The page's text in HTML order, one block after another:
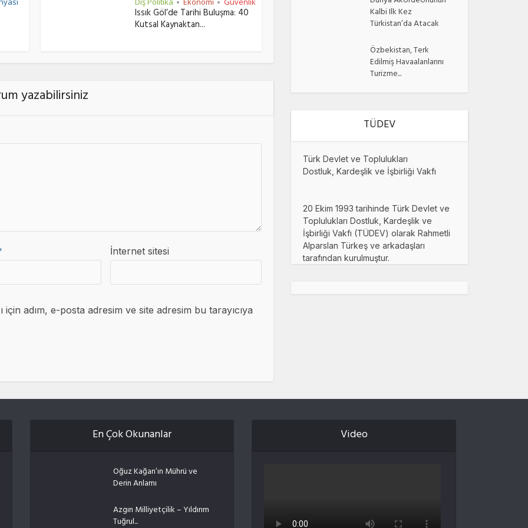
• •
Issık Göl’de Tarihi Buluşma: 40
Kutsal Kaynaktan...
yazabilirsiniz
İnternet sitesi
adım, e-posta adresim ve site adresim bu tarayıcıya
Kalbi Ilk Kez
Türkistan’da Atacak
Özbekistan, Terk
Edilmiş Havaalanlarını
Turizme...
TÜDEV
Türk Devlet ve Toplulukları
Dostluk, Kardeşlik ve İşbirliği Vakfı
20 Ekim 1993 tarihinde Türk Devlet ve
Toplulukları Dostluk, Kardeşlik ve
İşbirliği Vakfı (TÜDEV) olarak Rahmetli
Alparslan Türkeş ve arkadaşları
tarafından kurulmuştur.
En Çok Okunanlar
Oğuz Kağan’ın Mührü ve
Derin Anlamı
Azgın Milliyetçilik – Yıldırım
Tuğrul...
Video